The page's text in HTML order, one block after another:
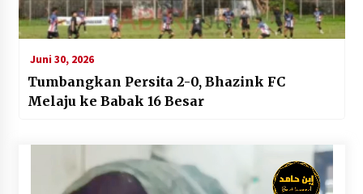
Juni 30, 2026
Tumbangkan Persita 2-0, Bhazink FC
Melaju ke Babak 16 Besar